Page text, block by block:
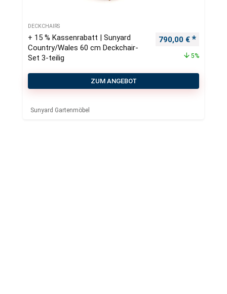
DECKCHAIRS
+ 15 % Kassenrabatt | Sunyard
Country/Wales 60 cm Deckchair-
Set 3-teilig
Ursprünglicher
790,00 €
5%
ZUM ANGEBOT
Sunyard Gartenmöbel